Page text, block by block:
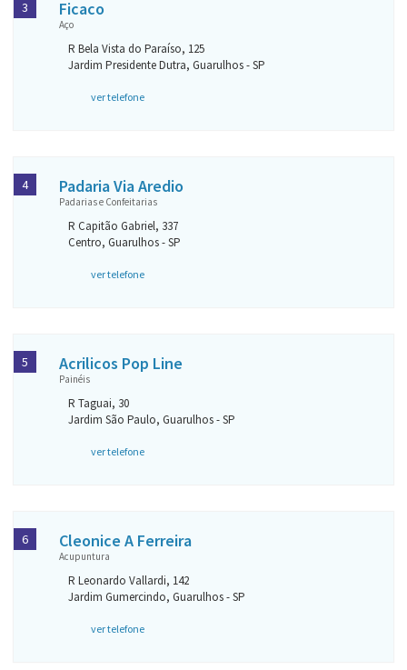
Ficaco
Aço
R Bela Vista do Paraíso, 125
Jardim Presidente Dutra, Guarulhos - SP
ver telefone
3
Padaria Via Aredio
Padarias e Confeitarias
R Capitão Gabriel, 337
Centro, Guarulhos - SP
ver telefone
4
Acrilicos Pop Line
Painéis
R Taguai, 30
Jardim São Paulo, Guarulhos - SP
ver telefone
5
Cleonice A Ferreira
Acupuntura
R Leonardo Vallardi, 142
Jardim Gumercindo, Guarulhos - SP
ver telefone
6